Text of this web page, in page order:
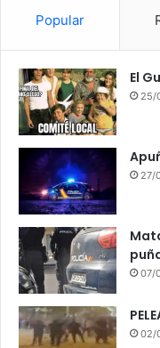
Popular
El
25/
27/
07/
02/